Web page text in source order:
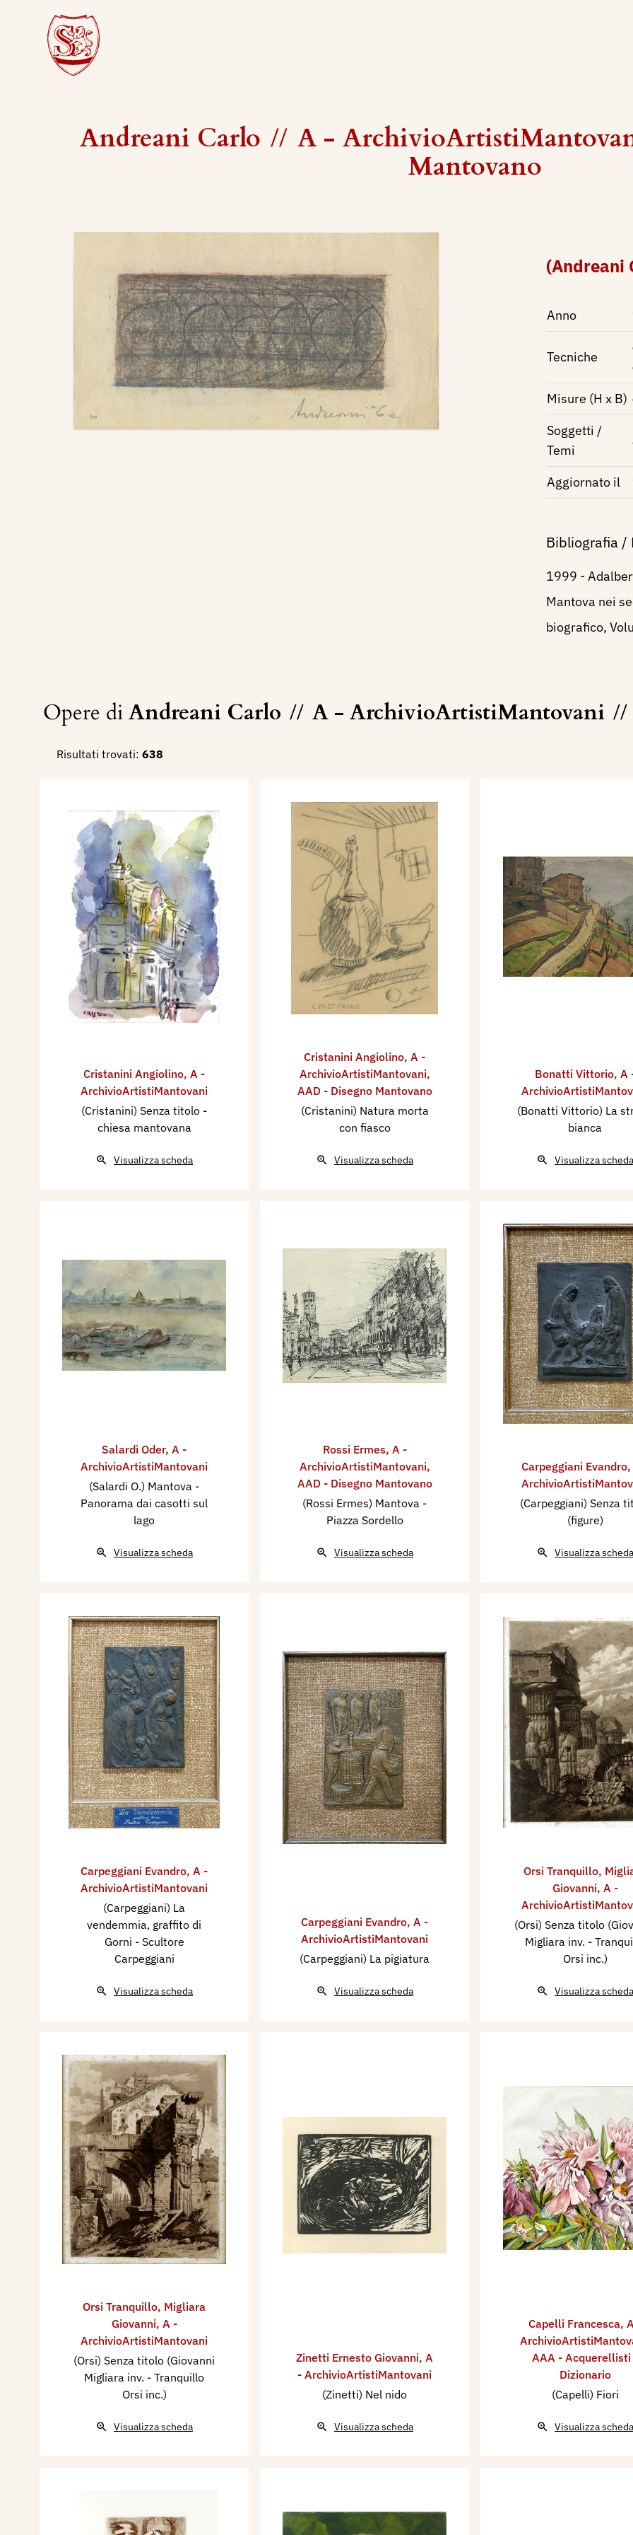
Andreani Carlo // A -
Mantovano
(Andreani
Anno
Tecniche
Misure (H x B)
Soggetti /
Temi
Aggiornato il
Bibliografia /
1999 -
Mantova nei
biografico,
Opere diAndreani Carlo // A - ArchivioArtistiMantovani //
Risultati trovati: 638
Cristanini Angiolino, A -
ArchivioArtistiMantovani
(Cristanini) Senza titolo -
chiesa mantovana
Visualizza scheda
Cristanini Angiolino, A -
ArchivioArtistiMantovani,
AAD - Disegno Mantovano
(Cristanini) Natura morta
con fiasco
Visualizza scheda
Bonatti Vittorio, A
(Bonatti Vittorio) La
bianca
Visualizza scheda
Salardi Oder, A -
ArchivioArtistiMantovani
(Salardi O.) Mantova -
Panorama dai casotti sul
lago
Visualizza scheda
Rossi Ermes, A -
ArchivioArtistiMantovani,
AAD - Disegno Mantovano
(Rossi Ermes) Mantova -
Piazza Sordello
Visualizza scheda
Carpeggiani Evandro,
(Carpeggiani) Senza
(figure)
Visualizza scheda
Carpeggiani Evandro, A -
ArchivioArtistiMantovani
(Carpeggiani) La
vendemmia, graffito di
Gorni - Scultore
Carpeggiani
Visualizza scheda
Carpeggiani Evandro, A -
ArchivioArtistiMantovani
(Carpeggiani) La pigiatura
Visualizza scheda
Orsi Tranquillo,
Giovanni, A -
(Orsi) Senza titolo
Migliara inv. -
Orsi inc.)
Visualizza scheda
Orsi Tranquillo, Migliara
Giovanni, A -
ArchivioArtistiMantovani
(Orsi) Senza titolo (Giovanni
Migliara inv. - Tranquillo
Orsi inc.)
Visualizza scheda
Zinetti Ernesto Giovanni, A
- ArchivioArtistiMantovani
(Zinetti) Nel nido
Visualizza scheda
Capelli Francesca,
AAA -
Dizionario
(Capelli) Fiori
Visualizza scheda